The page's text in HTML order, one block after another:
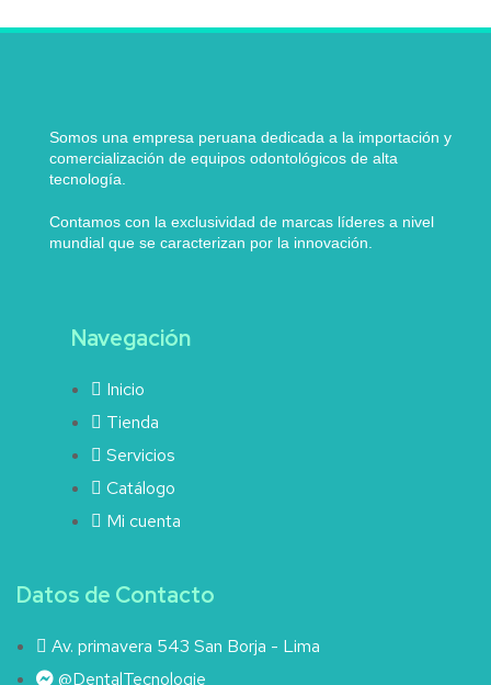
Somos una empresa peruana dedicada a la importación y
comercialización de equipos odontológicos de alta
tecnología.
Contamos con la exclusividad de marcas líderes a nivel
mundial que se caracterizan por la innovación.
Navegación
Inicio
Tienda
Servicios
Catálogo
Mi cuenta
Datos de Contacto
Av. primavera 543 San Borja - Lima
@DentalTecnologie